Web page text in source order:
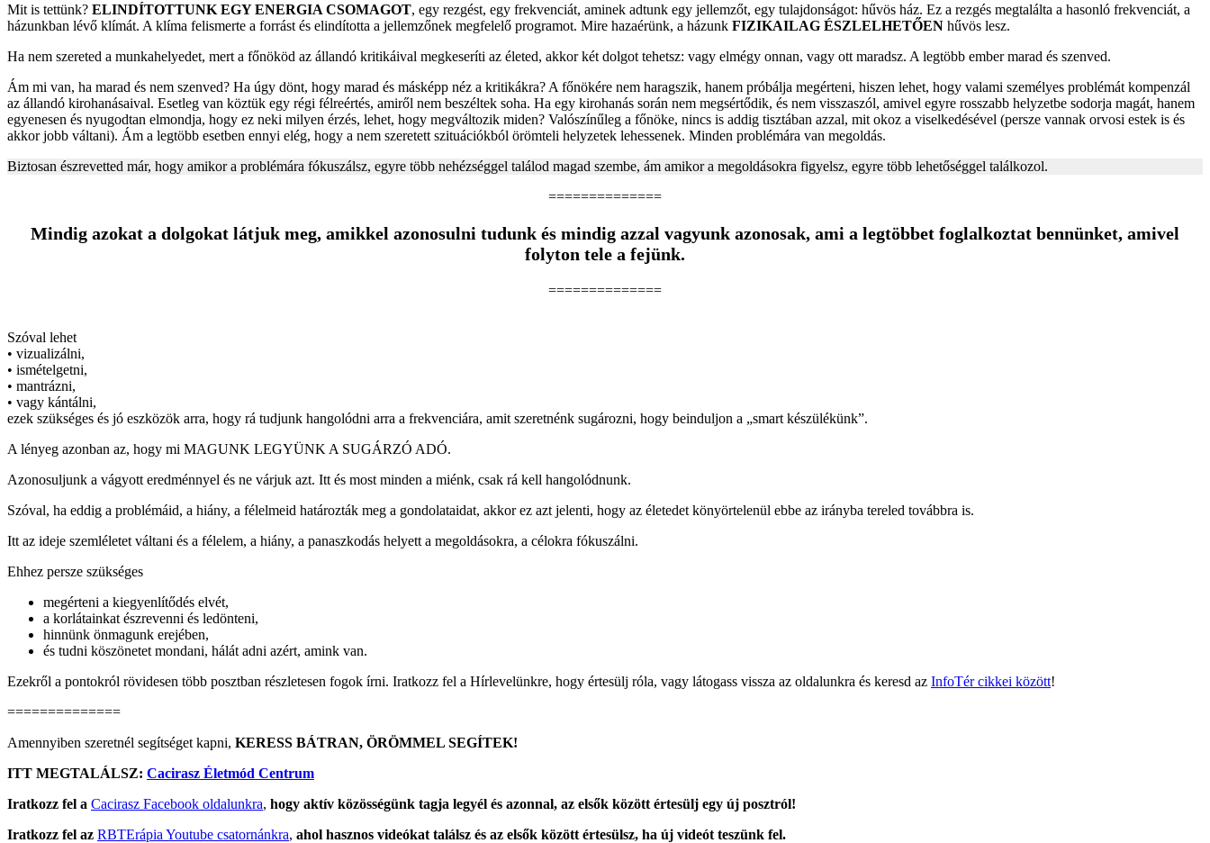
Mit is tettünk? ELINDÍTOTTUNK EGY ENERGIA CSOMAGOT, egy rezgést, egy frekvenciát, aminek adtunk egy jellemzőt, egy tulajdonságot: hűvös ház. Ez a rezgés megtalálta a hasonló frekvenciát, a
házunkban lévő klímát. A klíma felismerte a forrást és elindította a jellemzőnek megfelelő programot. Mire hazaérünk, a házunk FIZIKAILAG ÉSZLELHETŐEN hűvös lesz.
Ha nem szereted a munkahelyedet, mert a főnököd az állandó kritikáival megkeseríti az életed, akkor két dolgot tehetsz: vagy elmégy onnan, vagy ott maradsz. A legtöbb ember marad és szenved.
Ám mi van, ha marad és nem szenved? Ha úgy dönt, hogy marad és másképp néz a kritikákra? A főnökére nem haragszik, hanem próbálja megérteni, hiszen lehet, hogy valami személyes problémát kompenzál
az állandó kirohanásaival. Esetleg van köztük egy régi félreértés, amiről nem beszéltek soha. Ha egy kirohanás során nem megsértődik, és nem visszaszól, amivel egyre rosszabb helyzetbe sodorja magát, hanem
egyenesen és nyugodtan elmondja, hogy ez neki milyen érzés, lehet, hogy megváltozik miden? Valószínűleg a főnöke, nincs is addig tisztában azzal, mit okoz a viselkedésével (persze vannak orvosi estek is és
akkor jobb váltani). Ám a legtöbb esetben ennyi elég, hogy a nem szeretett szituációkból örömteli helyzetek lehessenek. Minden problémára van megoldás.
Biztosan észrevetted már, hogy amikor a problémára fókuszálsz, egyre több nehézséggel találod magad szembe, ám amikor a megoldásokra figyelsz, egyre több lehetőséggel találkozol.
==============
Mindig azokat a dolgokat látjuk meg, amikkel azonosulni tudunk és mindig azzal vagyunk azonosak, ami a legtöbbet foglalkoztat bennünket, amivel
folyton tele a fejünk.
==============
Szóval lehet
• vizualizálni,
• ismételgetni,
• mantrázni,
• vagy kántálni,
ezek szükséges és jó eszközök arra, hogy rá tudjunk hangolódni arra a frekvenciára, amit szeretnénk sugározni, hogy beinduljon a „smart készülékünk”.
A lényeg azonban az, hogy mi MAGUNK LEGYÜNK A SUGÁRZÓ ADÓ.
Azonosuljunk a vágyott eredménnyel és ne várjuk azt. Itt és most minden a miénk, csak rá kell hangolódnunk.
Szóval, ha eddig a problémáid, a hiány, a félelmeid határozták meg a gondolataidat, akkor ez azt jelenti, hogy az életedet könyörtelenül ebbe az irányba tereled továbbra is.
Itt az ideje szemléletet váltani és a félelem, a hiány, a panaszkodás helyett a megoldásokra, a célokra fókuszálni.
Ehhez persze szükséges
megérteni a kiegyenlítődés elvét,
a korlátainkat észrevenni és ledönteni,
hinnünk önmagunk erejében,
és tudni köszönetet mondani, hálát adni azért, amink van.
Ezekről a pontokról rövidesen több posztban részletesen fogok írni. Iratkozz fel a Hírlevelünkre, hogy értesülj róla, vagy látogass vissza az oldalunkra és keresd az InfoTér cikkei között!
==============
Amennyiben szeretnél segítséget kapni, KERESS BÁTRAN, ÖRÖMMEL SEGÍTEK!
ITT MEGTALÁLSZ: Cacirasz Életmód Centrum
Iratkozz fel a Cacirasz Facebook oldalunkra, hogy aktív közösségünk tagja legyél és azonnal, az elsők között értesülj egy új posztról!
Iratkozz fel az RBTErápia Youtube csatornánkra, ahol hasznos videókat találsz és az elsők között értesülsz, ha új videót teszünk fel.